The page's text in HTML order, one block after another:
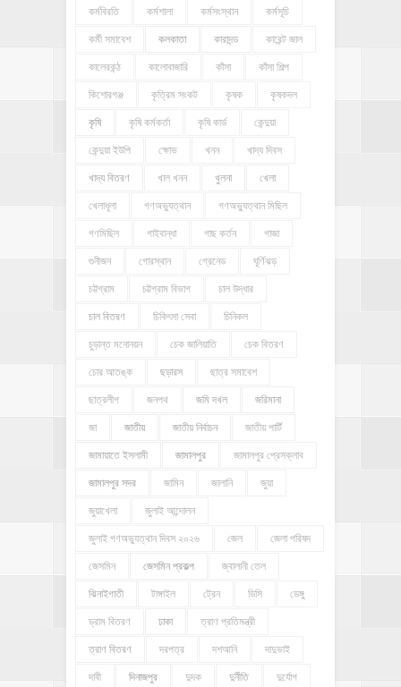
কর্মবিরতি কর্মশালা কর্মসংস্থান কর্মসূচি
কর্মী সমাবেশ কলকাতা কারাদন্ড কারেন্ট জাল
কালেরকন্ঠ কালোবাজারি কাঁসা কাঁসা শিল্প
কিশোরগঞ্জ কৃত্রিম সংকট কৃষক কৃষকদল
কৃষি কৃষি কর্মকর্তা কৃষি কার্ড কেন্দুয়া
কেন্দুয়া ইউপি ক্ষোভ খনন খাদ্য দিবস
খাদ্য বিতরণ খাল খনন খুলনা খেলা
খেলাধূলা গণঅভ্যুত্থান গণঅভ্যুত্থান মিছিল
গণমিছিল গাইবান্ধা গাছ কর্তন গাজা
গুনীজন গোরস্থান গ্রেনেড ঘূর্ণিঝড়
চট্টগ্রাম চট্টগ্রাম বিভাগ চাল উদ্ধার
চাল বিতরণ চিকিৎসা সেবা চিনিকল
চুড়ান্ত মনোনয়ন চেক জালিয়াতি চেক বিতরণ
চোর আতঙ্ক ছড়ারস ছাত্র সমাবেশ
ছাত্রলীগ জনপথ জমি দখল জরিমানা
জা জাতীয় জাতীয় নির্বাচন জাতীয় পার্টি
জামায়াতে ইসলামী জামালপুর জামালপুর প্রেসক্লাব
জামালপুর সদর জামিন জালানি জুয়া
জুয়াখেলা জুলাই আন্দোলন
জুলাই গণঅভ্যুত্থান দিবস ২০২৬ জেল জেলা পরিষদ
জেসমিন জেসমিন প্রকল্প জ্বালানী তেল
ঝিনাইগাতী টাঙ্গাইল ট্রেন ডিসি ডেঙ্গু
ড্রাম বিতরণ ঢাকা ত্রাণ প্রতিমন্ত্রী
ত্রাণ বিতরণ দরপত্র দশআনি দাদুভাই
দাবী দিনাজপুর দুদক দুর্নীতি দুর্যোগ